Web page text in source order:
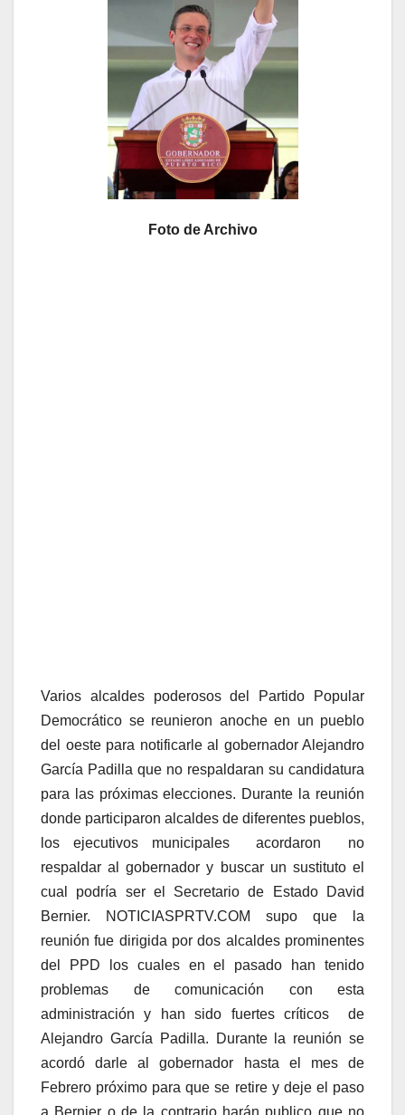
Foto de Archivo
Varios alcaldes poderosos del Partido Popular
Democrático se reunieron anoche en un pueblo
del oeste para notificarle al gobernador Alejandro
García Padilla que no respaldaran su candidatura
para las próximas elecciones. Durante la reunión
donde participaron alcaldes de diferentes pueblos,
los ejecutivos municipales acordaron no
respaldar al gobernador y buscar un sustituto el
cual podría ser el Secretario de Estado David
Bernier. NOTICIASPRTV.COM supo que la
reunión fue dirigida por dos alcaldes prominentes
del PPD los cuales en el pasado han tenido
problemas de comunicación con esta
administración y han sido fuertes críticos de
Alejandro García Padilla. Durante la reunión se
acordó darle al gobernador hasta el mes de
Febrero próximo para que se retire y deje el paso